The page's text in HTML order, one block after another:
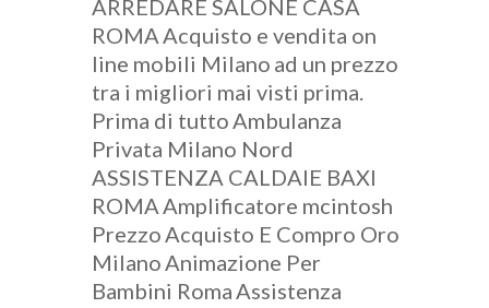
ARREDARE SALONE CASA
ROMAAcquisto e vendita on
line mobili Milano ad un prezzo
tra i migliori mai visti prima.
Prima di tuttoAmbulanza
Privata Milano Nord
ASSISTENZA CALDAIE BAXI
ROMAAmplificatore mcintosh
PrezzoAcquisto E Compro Oro
MilanoAnimazione Per
Bambini RomaAssistenza